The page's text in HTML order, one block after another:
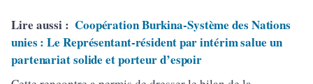
Lire aussi : Coopération Burkina-Système des Nations
unies : Le Représentant-résident par intérim salue un
partenariat solide et porteur d’espoir